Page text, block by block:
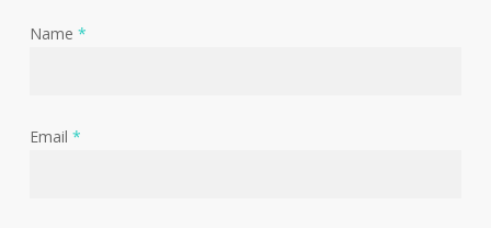
Name *
Email *